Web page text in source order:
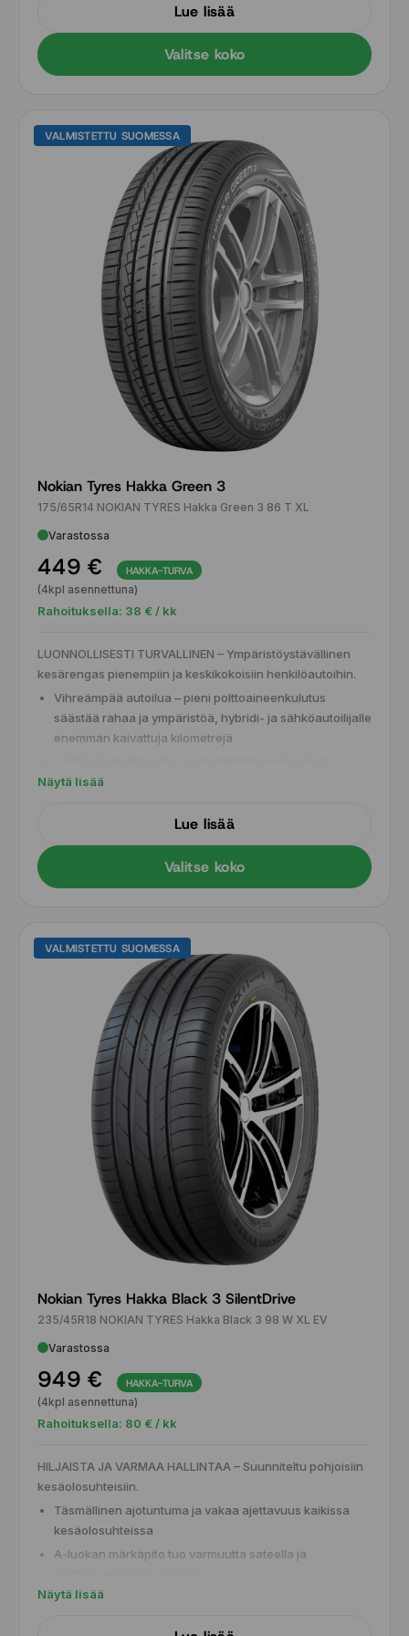
Lue lisää
Valitse koko
VALMISTETTU SUOMESSA
Nokian Tyres Hakka Green 3
175/65R14 NOKIAN TYRES Hakka Green 3 86 T XL
Varastossa
449 € HAKKA-TURVA
(4kpl asennettuna)
Rahoituksella: 38 € / kk
LUONNOLLISESTI TURVALLINEN – Ympäristöystävällinen
kesärengas pienempiin ja keskikokoisiin henkilöautoihin.
Vihreämpää autoilua – pieni polttoaineenkulutus
säästää rahaa ja ympäristöä, hybridi- ja sähköautoilijalle
enemmän kaivattuja kilometrejä
vesiliirronvastustuskyky, kun sade yllättää
kumiseos takaa oivallisen kulumiskestävyyden
Näytä lisää
Lue lisää
Valitse koko
VALMISTETTU SUOMESSA
Nokian Tyres Hakka Black 3 SilentDrive
235/45R18 NOKIAN TYRES Hakka Black 3 98 W XL EV
Varastossa
949 € HAKKA-TURVA
(4kpl asennettuna)
Rahoituksella: 80 € / kk
HILJAISTA JA VARMAA HALLINTAA – Suunniteltu pohjoisiin
kesäolosuhteisiin.
Täsmällinen ajotuntuma ja vakaa ajettavuus kaikissa
kesäolosuhteissa
A-luokan märkäpito tuo varmuutta sateella ja
SilentDrive™-teknologia vaimentaa rengasmelua ja
Näytä lisää